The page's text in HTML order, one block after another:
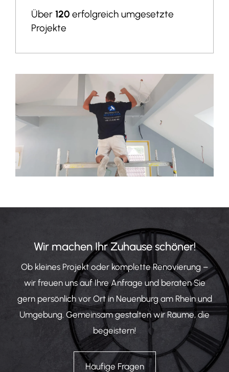
Über 120 erfolgreich umgesetzte
Projekte
Wir machen Ihr Zuhause schöner!
Ob kleines Projekt oder komplette Renovierung –
wir freuen uns auf Ihre Anfrage und beraten Sie
gern persönlich vor Ort in Neuenburg am Rhein und
Umgebung. Gemeinsam gestalten wir Räume, die
begeistern!
Häufige Fragen